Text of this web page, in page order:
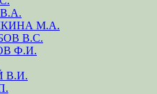
М.А.
В.С.
Ф.И.
В.И.